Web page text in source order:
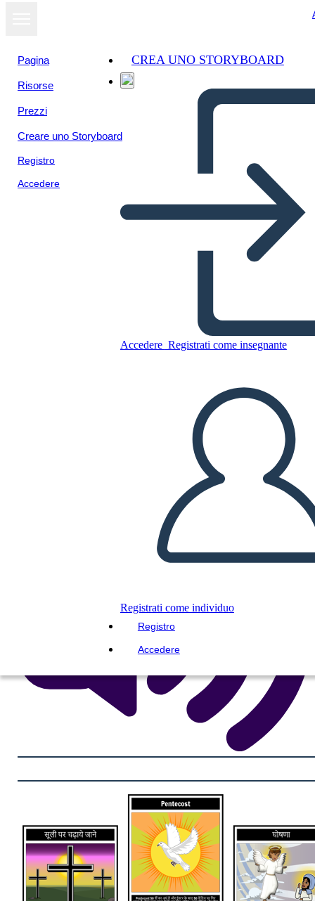
Pagina
Risorse
Prezzi
Creare uno Storyboard
Registro
Accedere
CREA UNO STORYBOARD
Accedere Registrati come insegnante
Registrati come individuo
Registro
Accedere
ईसाई धर्म शर्तें
Copia questo Storyboard
CREARE UNO STORYBOARD
RIPRODURRE LA PRESENTAZIONE
LEGGIMI
Visualizza
come